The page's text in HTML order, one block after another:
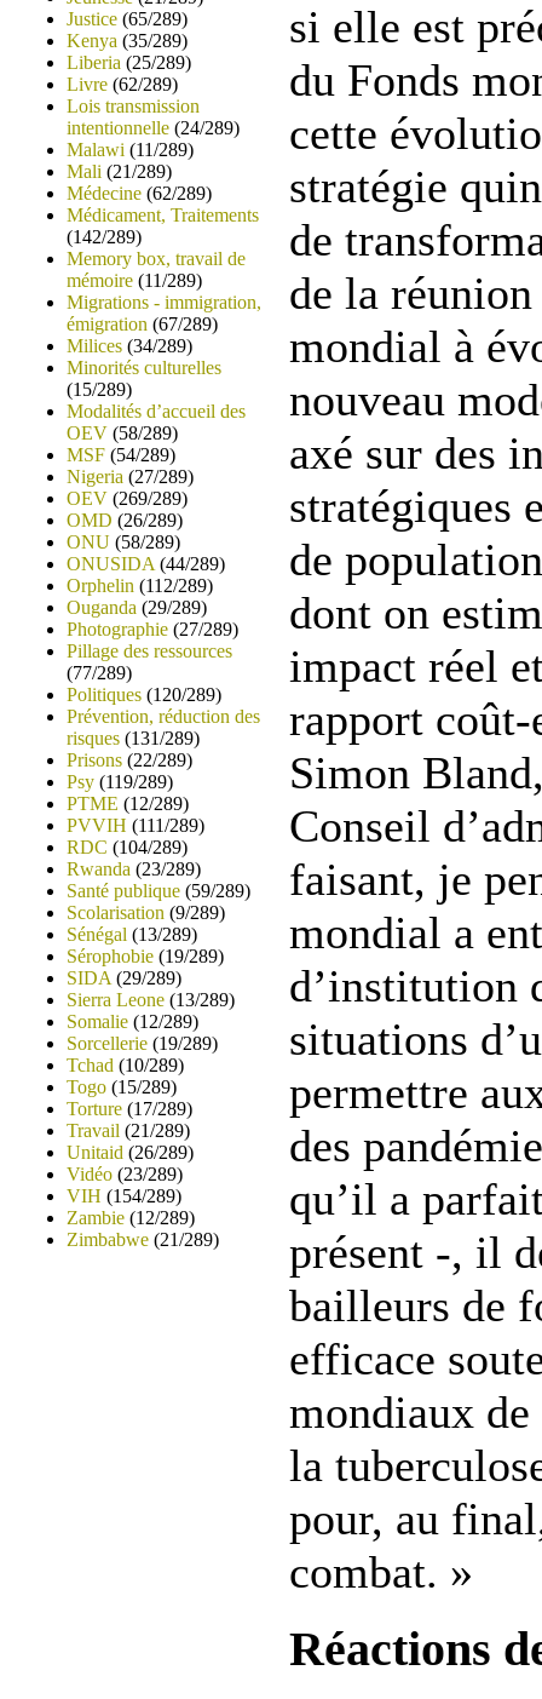
Justice (65/289)
Kenya (35/289)
Liberia (25/289)
Livre (62/289)
Lois transmission
intentionnelle (24/289)
Malawi (11/289)
Mali (21/289)
Médecine (62/289)
Médicament, Traitements
(142/289)
Memory box, travail de
mémoire (11/289)
Migrations - immigration,
émigration (67/289)
Milices (34/289)
Minorités culturelles
(15/289)
Modalités d’accueil des
OEV (58/289)
MSF (54/289)
Nigeria (27/289)
OEV (269/289)
OMD (26/289)
ONU (58/289)
ONUSIDA (44/289)
Orphelin (112/289)
Ouganda (29/289)
Photographie (27/289)
Pillage des ressources
(77/289)
Politiques (120/289)
Prévention, réduction des
risques (131/289)
Prisons (22/289)
Psy (119/289)
PTME (12/289)
PVVIH (111/289)
RDC (104/289)
Rwanda (23/289)
Santé publique (59/289)
Scolarisation (9/289)
Sénégal (13/289)
Sérophobie (19/289)
SIDA (29/289)
Sierra Leone (13/289)
Somalie (12/289)
Sorcellerie (19/289)
Tchad (10/289)
Togo (15/289)
Torture (17/289)
Travail (21/289)
Unitaid (26/289)
Vidéo (23/289)
VIH (154/289)
Zambie (12/289)
Zimbabwe (21/289)
si elle est
du Fonds
cette
stratégie
de
de la
mondial à
nouveau
axé sur des
stratégiques
de
dont on
impact réel
rapport
Simon
Conseil
faisant, je
mondial a
d’institution
situations
permettre
des
qu’il a
présent -, il
bailleurs de
efficace
mondiaux
la
pour, au
combat. »
Réactions